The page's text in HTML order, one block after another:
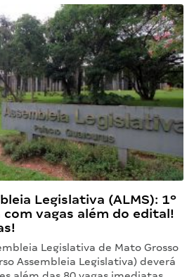
Legislativa (ALMS): 1º
vagas além do edital!
Legislativa de Mato Grosso
Assembleia Legislativa) deverá